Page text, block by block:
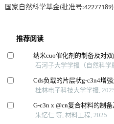
国家自然科学基金(批准号:42277189)